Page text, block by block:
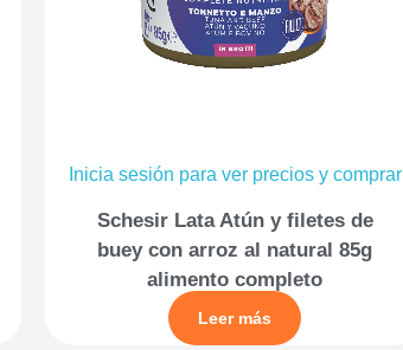
Inicia sesión para ver precios y comprar
Schesir Lata Atún y filetes de
buey con arroz al natural 85g
alimento completo
Leer más